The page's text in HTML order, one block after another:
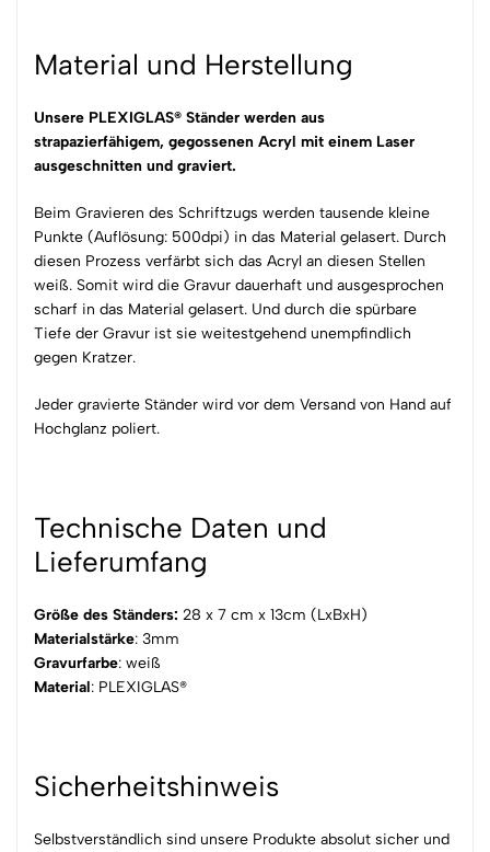
Material und Herstellung
Unsere PLEXIGLAS® Ständer werden aus
strapazierfähigem, gegossenen Acryl mit einem Laser
ausgeschnitten und graviert.
Beim Gravieren des Schriftzugs werden tausende kleine
Punkte (Auflösung: 500dpi) in das Material gelasert. Durch
diesen Prozess verfärbt sich das Acryl an diesen Stellen
weiß. Somit wird die Gravur dauerhaft und ausgesprochen
scharf in das Material gelasert. Und durch die spürbare
Tiefe der Gravur ist sie weitestgehend unempfindlich
gegen Kratzer.
Jeder gravierte Ständer wird vor dem Versand von Hand auf
Hochglanz poliert.
Technische Daten und
Lieferumfang
Größe des Ständers: 28 x 7 cm x 13cm (LxBxH)
Materialstärke: 3mm
Gravurfarbe: weiß
Material: PLEXIGLAS®
Sicherheitshinweis
Selbstverständlich sind unsere Produkte absolut sicher und